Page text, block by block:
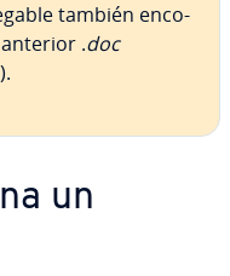
también en­co­
.doc
un